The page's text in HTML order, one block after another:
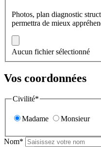
Photos, plan diagnostic
permettra de mieux
Aucun fichier sélectionné
Vos coordonnées
Civilité*
Madame Monsieur
Nom*